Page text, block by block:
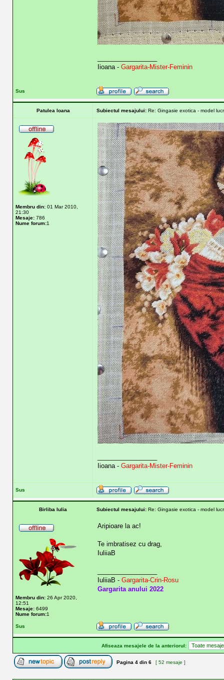
Iioana - Gargarita-Mister-Feminin
Sus
Patulea Ioana Subiectul mesajului: Re: Gingasie exotica - model
Membru din: 01 Mar 2010,
21:30
Mesaje: 786
Nume forum:1
Iioana - Gargarita-Mister-Feminin
Sus
Birliba Iulia Subiectul mesajului: Re: Gingasie exotica - model
Membru din: 26 Apr 2020,
12:51
Mesaje: 6499
Nume forum:1
Aripioare la ac!
Te imbratisez cu drag,
IuliiaB
IuliiaB - Gargarita-Crin-Rosu
Gargarita anului 2022
Sus
Afiseaza mesajele de la anteriorul:
Pagina 4 din 6 [ 52 mesaje ]